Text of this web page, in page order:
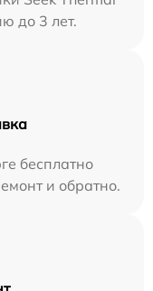
до 3 лет.
бесплатно
и обратно.